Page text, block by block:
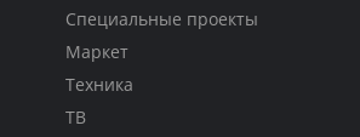
Специальные проекты
Маркет
Техника
ТВ